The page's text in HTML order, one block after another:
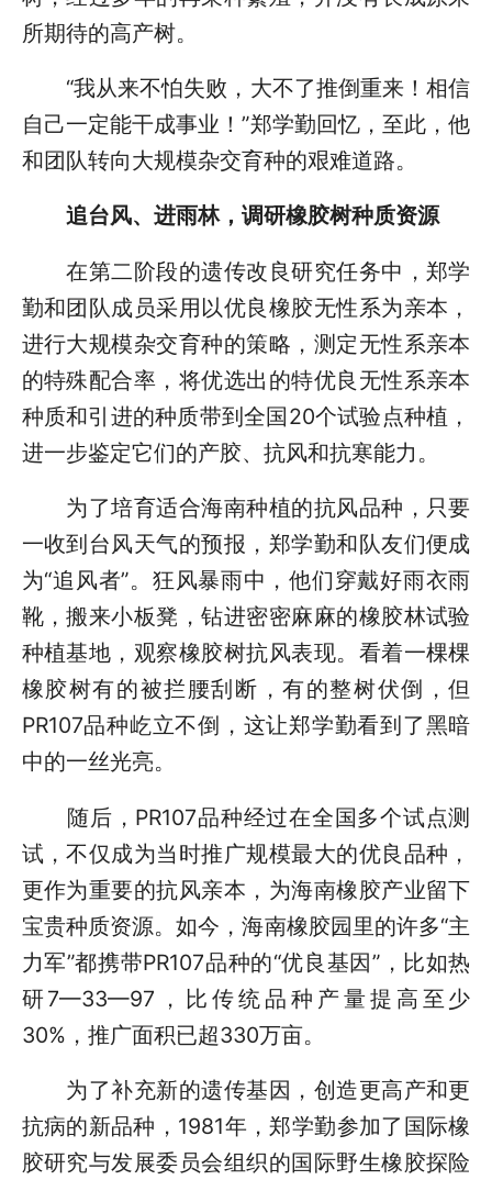
所期待的高产树。
“我从来不怕失败，大不了推倒重来！相信
自己一定能干成事业！”郑学勤回忆，至此，他
和团队转向大规模杂交育种的艰难道路。
追台风、进雨林，调研橡胶树种质资源
在第二阶段的遗传改良研究任务中，郑学
勤和团队成员采用以优良橡胶无性系为亲本，
进行大规模杂交育种的策略，测定无性系亲本
的特殊配合率，将优选出的特优良无性系亲本
种质和引进的种质带到全国20个试验点种植，
进一步鉴定它们的产胶、抗风和抗寒能力。
为了培育适合海南种植的抗风品种，只要
一收到台风天气的预报，郑学勤和队友们便成
为“追风者”。狂风暴雨中，他们穿戴好雨衣雨
靴，搬来小板凳，钻进密密麻麻的橡胶林试验
种植基地，观察橡胶树抗风表现。看着一棵棵
橡胶树有的被拦腰刮断，有的整树伏倒，但
PR107品种屹立不倒，这让郑学勤看到了黑暗
中的一丝光亮。
随后，PR107品种经过在全国多个试点测
试，不仅成为当时推广规模最大的优良品种，
更作为重要的抗风亲本，为海南橡胶产业留下
宝贵种质资源。如今，海南橡胶园里的许多“主
力军”都携带PR107品种的“优良基因”，比如热
研7—33—97，比传统品种产量提高至少
30%，推广面积已超330万亩。
为了补充新的遗传基因，创造更高产和更
抗病的新品种，1981年，郑学勤参加了国际橡
胶研究与发展委员会组织的国际野生橡胶探险